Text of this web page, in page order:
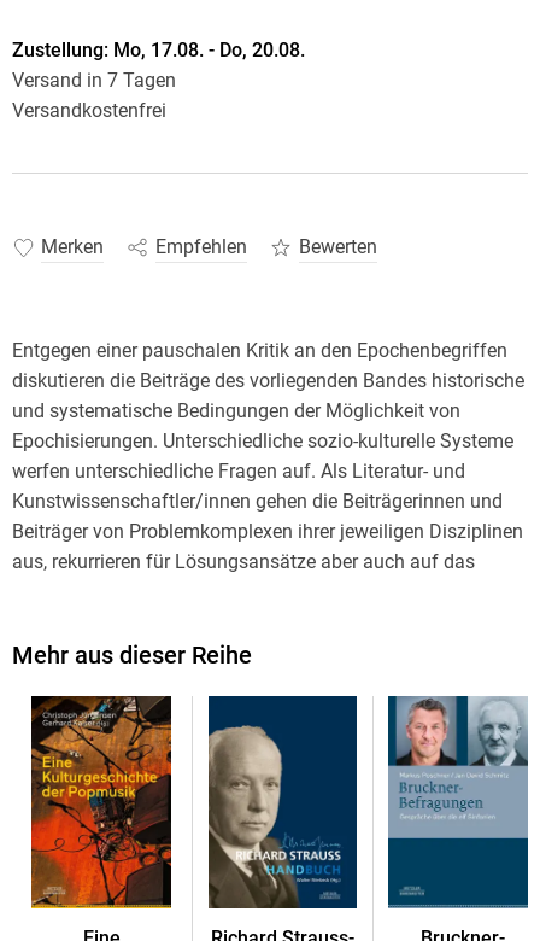
Zustellung: Mo, 17.08. - Do, 20.08.
Versand in 7 Tagen
Versandkostenfrei
Merken Empfehlen Bewerten
Entgegen einer pauschalen Kritik an den Epochenbegriffen
diskutieren die Beiträge des vorliegenden Bandes historische
und systematische Bedingungen der Möglichkeit von
Epochisierungen. Unterschiedliche sozio-kulturelle Systeme
werfen unterschiedliche Fragen auf. Als Literatur- und
Kunstwissenschaftler/innen gehen die Beiträgerinnen und
Beiträger von Problemkomplexen ihrer jeweiligen Disziplinen
aus, rekurrieren für Lösungsansätze aber auch auf das
Wissenschaftsgeschichte im Besonderen. - Insgesamt ergibt
spezifischer Epochisierungen weder aus systematischen
noch historischen Gründen den generellen Verzicht auf
Epochisierungen nahelegt. Solange kein konsistentes
Gegenmodell vorliegt, kann es nur darum gehen,
Epochentheorie allgemein und Theorien der jeweiligen
Einzelepochen im Zusammenhang zu optimieren.
Mehr aus dieser Reihe